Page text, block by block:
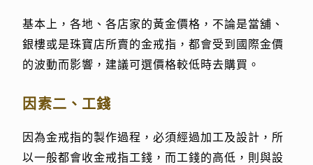
基本上，各地、各店家的黃金價格，不論是當舖、
銀樓或是珠寶店所賣的金戒指，都會受到國際金價
的波動而影響，建議可選價格較低時去購買。
因素二、工錢
因為金戒指的製作過程，必須經過加工及設計，所
以一般都會收金戒指工錢，而工錢的高低，則與設